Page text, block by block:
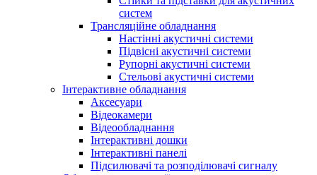
систем
Трансляційне обладнання
Настінні акустичні системи
Підвісні акустичні системи
Рупорні акустичні системи
Стельові акустичні системи
Інтерактивне обладнання
Аксесуари
Відеокамери
Відеообладнання
Інтерактивні дошки
Інтерактивні панелі
Підсилювачі та розподілювачі сигналу